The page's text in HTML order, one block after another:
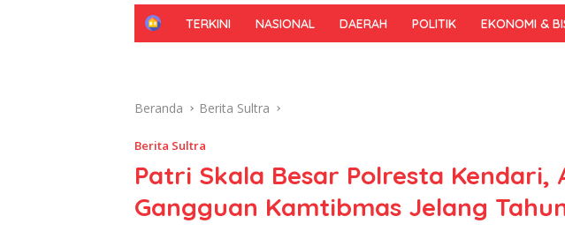
H
TERKINI NASIONAL DAERAH POLITIK EKONOMI &
Beranda Berita Sultra
Berita Sultra
Patri Skala Besar Polresta Kendari,
Gangguan Kamtibmas Jelang